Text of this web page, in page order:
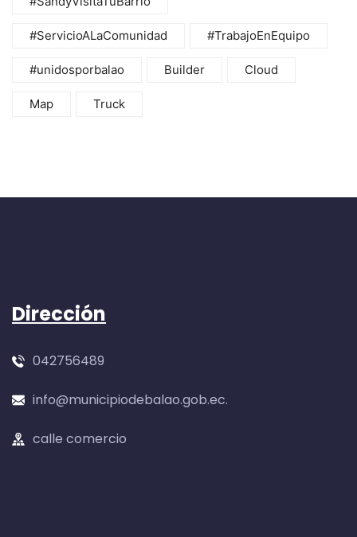
#ServicioALaComunidad #TrabajoEnEquipo
#unidosporbalao Builder Cloud
Map Truck
Dirección
042756489
info@municipiodebalao.gob.ec.
calle comercio